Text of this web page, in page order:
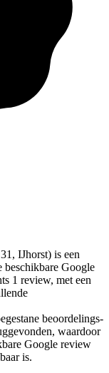
IJhorst) is een
beschikbare Google
1 review, met een
beoordelings-
waardoor
Google review
is.